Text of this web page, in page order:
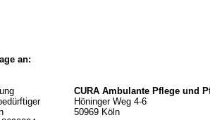
an:
CURA Ambulante Pflege und
Höninger Weg 4-6
50969 Köln